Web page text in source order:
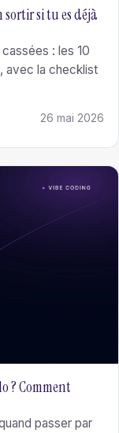
sortir si tu es déjà
: les 10
avec la checklist
26 mai 2026
? Comment
passer par